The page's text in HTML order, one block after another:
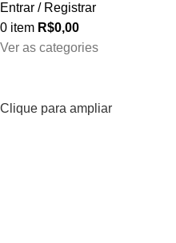
Entrar / Registrar
0 item R$0,00
Ver as categories
Clique para ampliar